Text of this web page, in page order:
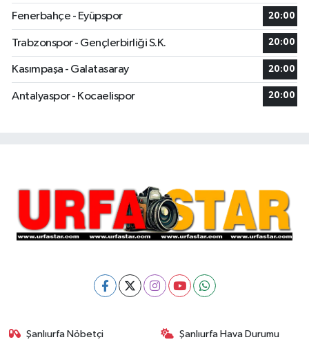
Fenerbahçe - Eyüpspor 20:00
Trabzonspor - Gençlerbirliği S.K. 20:00
Kasımpaşa - Galatasaray 20:00
Antalyaspor - Kocaelispor 20:00
Şanlıurfa Nöbetçi Şanlıurfa Hava Durumu